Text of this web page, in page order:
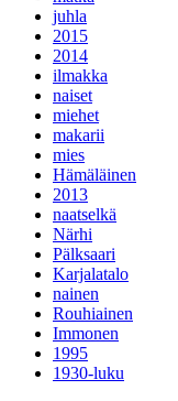
juhla
2015
2014
ilmakka
naiset
miehet
makarii
mies
Hämäläinen
2013
naatselkä
Närhi
Pälksaari
Karjalatalo
nainen
Rouhiainen
Immonen
1995
1930-luku